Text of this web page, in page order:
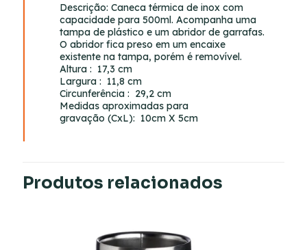
Descrição:Caneca térmica de inox com
capacidade para 500ml. Acompanha uma
tampa de plástico e um abridor de garrafas.
O abridor fica preso em um encaixe
existente na tampa, porém é removível.
Altura : 17,3 cm
Largura : 11,8 cm
Circunferência : 29,2 cm
Medidas aproximadas para
gravação (CxL): 10cm X 5cm
Produtos relacionados